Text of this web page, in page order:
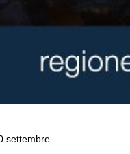
settembre